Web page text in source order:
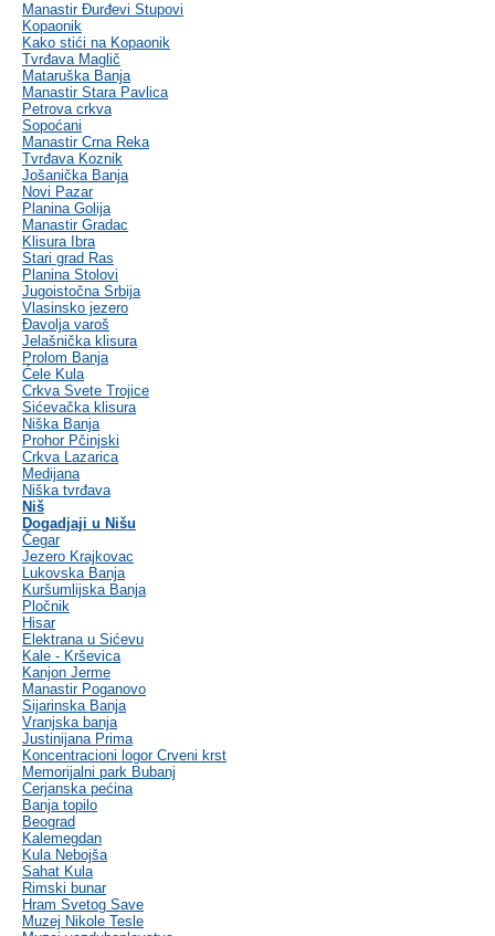
Manastir Đurđevi Stupovi
Kopaonik
Kako stići na Kopaonik
Tvrđava Maglič
Mataruška Banja
Manastir Stara Pavlica
Petrova crkva
Sopoćani
Manastir Crna Reka
Tvrđava Koznik
Jošanička Banja
Novi Pazar
Planina Golija
Manastir Gradac
Klisura Ibra
Stari grad Ras
Planina Stolovi
Jugoistočna Srbija
Vlasinsko jezero
Đavolja varoš
Jelašnička klisura
Prolom Banja
Ćele Kula
Crkva Svete Trojice
Sićevačka klisura
Niška Banja
Prohor Pčinjski
Crkva Lazarica
Medijana
Niška tvrđava
Niš
Dogadjaji u Nišu
Čegar
Jezero Krajkovac
Lukovska Banja
Kuršumlijska Banja
Pločnik
Hisar
Elektrana u Sićevu
Kale - Krševica
Kanjon Jerme
Manastir Poganovo
Sijarinska Banja
Vranjska banja
Justinijana Prima
Koncentracioni logor Crveni krst
Memorijalni park Bubanj
Cerjanska pećina
Banja topilo
Beograd
Kalemegdan
Kula Nebojša
Sahat Kula
Rimski bunar
Hram Svetog Save
Muzej Nikole Tesle